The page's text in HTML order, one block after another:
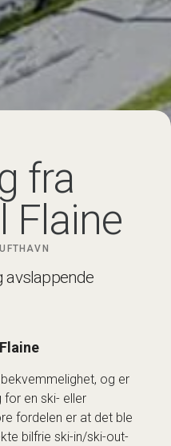
fra
Flaine
avslappende
og er
for en ski- eller
fordelen er at det ble
bilfrie ski-in/ski-out-